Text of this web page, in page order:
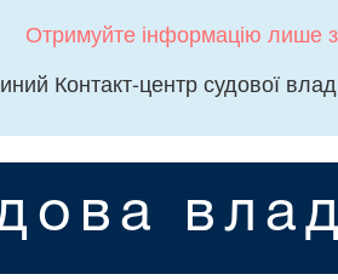
Отримуйте інформацію лише
Контакт-центр судової